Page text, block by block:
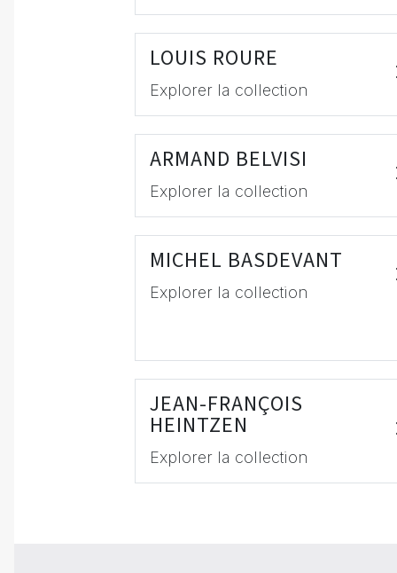
LOUIS ROURE
Explorer la collection
ARMAND BELVISI
Explorer la collection
MICHEL BASDEVANT
Explorer la collection
JEAN-FRANÇOIS
HEINTZEN
Explorer la collection